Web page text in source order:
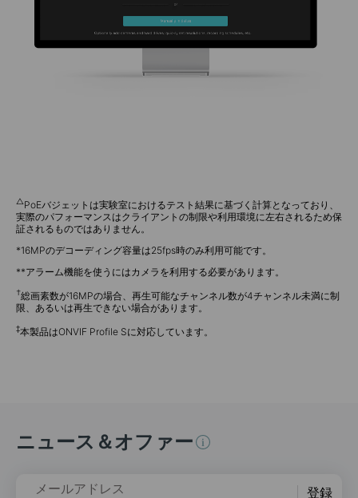
△PoEバジェットは実験室におけるテスト結果に基づく計算となっており、
実際のパフォーマンスはクライアントの制限や利用環境に左右されるため保
証されるものではありません。
*16MPのデコーディング容量は25fps時のみ利用可能です。
**アラーム機能を使うにはカメラを利用する必要があります。
†総画素数が16MPの場合、再生可能なチャンネル数が4チャンネル未満に制
限、あるいは再生できない場合があります。
‡本製品はONVIF Profile Sに対応しています。
ニュース＆オファー
メールアドレス 登録